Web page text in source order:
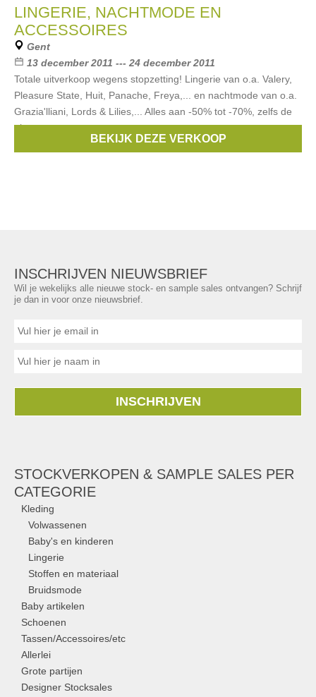
LINGERIE, NACHTMODE EN
ACCESSOIRES
Gent
13 december 2011 --- 24 december 2011
Totale uitverkoop wegens stopzetting! Lingerie van o.a. Valery,
Pleasure State, Huit, Panache, Freya,... en nachtmode van o.a.
Grazia'lliani, Lords & Lilies,... Alles aan -50% tot -70%, zelfs de
nieuwe
Aubade,Huit, Pleasure State,Panache
BEKIJK DEZE VERKOOP
INSCHRIJVEN NIEUWSBRIEF
Wil je wekelijks alle nieuwe stock- en sample sales ontvangen? Schrijf
je dan in voor onze nieuwsbrief.
INSCHRIJVEN
STOCKVERKOPEN & SAMPLE SALES PER
CATEGORIE
Kleding
Volwassenen
Baby's en kinderen
Lingerie
Stoffen en materiaal
Bruidsmode
Baby artikelen
Schoenen
Tassen/Accessoires/etc
Allerlei
Grote partijen
Designer Stocksales